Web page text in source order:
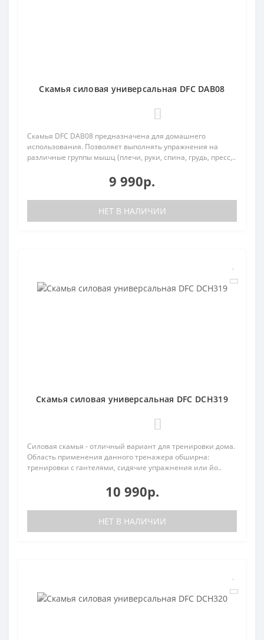
Cкамья силовая универсальная DFC DAB08
Скамья DFC DAB08 предназначена для домашнего
использования. Позволяет выполнять упражнения на
различные группы мышц (плечи, руки, спина, грудь, пресс,..
9 990р.
НЕТ В НАЛИЧИИ
Cкамья силовая универсальная DFC DCH319
Силовая скамья - отличный вариант для тренировки дома.
Область применения данного тренажера обширна:
тренировки с гантелями, сидячие упражнения или йо..
10 990р.
НЕТ В НАЛИЧИИ